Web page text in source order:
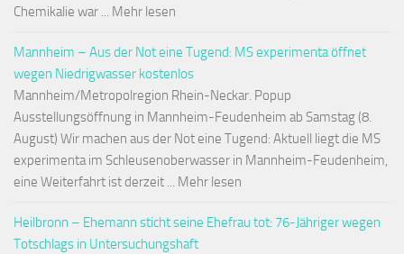
Chemikalie war ... Mehr lesen
Mannheim – Aus der Not eine Tugend: MS experimenta öffnet
wegen Niedrigwasser kostenlos
Mannheim/Metropolregion Rhein-Neckar. Popup
Ausstellungsöffnung in Mannheim-Feudenheim ab Samstag (8.
August) Wir machen aus der Not eine Tugend: Aktuell liegt die MS
experimenta im Schleusenoberwasser in Mannheim-Feudenheim,
eine Weiterfahrt ist derzeit ... Mehr lesen
Heilbronn – Ehemann sticht seine Ehefrau tot: 76-Jähriger wegen
Totschlags in Untersuchungshaft